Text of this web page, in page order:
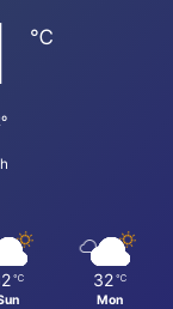
℃
℃ 32 ℃
Mon